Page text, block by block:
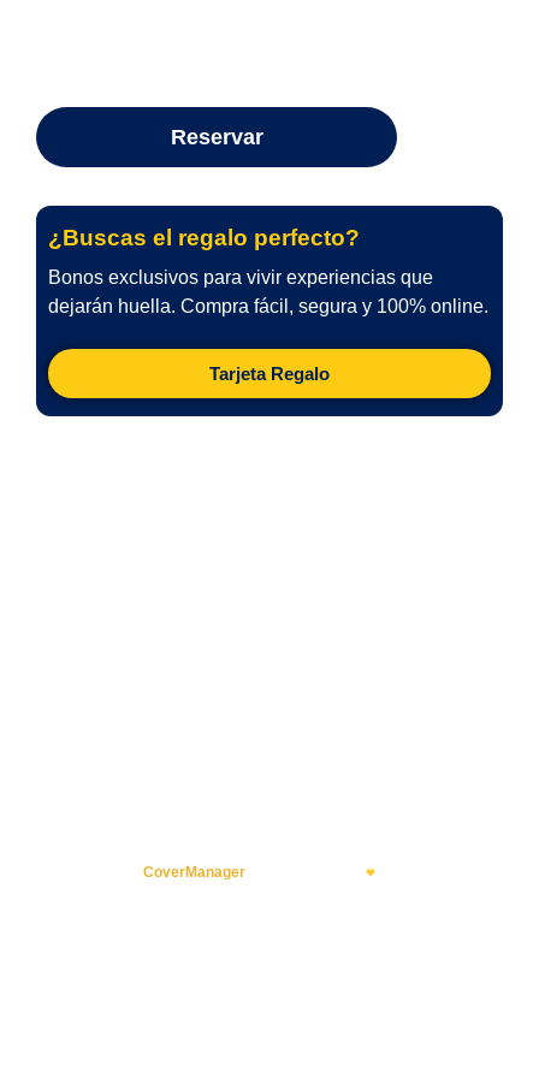
¿Buscas el regalo perfecto?
Bonos exclusivos para vivir experiencias que
dejarán huella. Compra fácil, segura y 100% online.
Tarjeta Regalo
CoverManagermeans Hospitality